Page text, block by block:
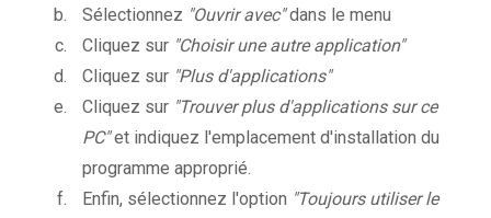
Sélectionnez "Ouvrir avec"dans le menu
Cliquez sur "Choisir une autre application"
Cliquez sur "Plus d'applications"
Cliquez sur "Trouver plus d'applications sur ce
PC"et indiquez l'emplacement d'installation du
programme approprié.
Enfin, sélectionnez l'option "Toujours utiliser le